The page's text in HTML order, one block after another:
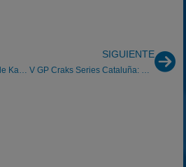
Campeonato de Aragón de Karting de Alquiler: Navarra 5/6/2016
SIGUIENTE
V GP Craks Series Cataluña: Ricard Suaña, implacable en Vic